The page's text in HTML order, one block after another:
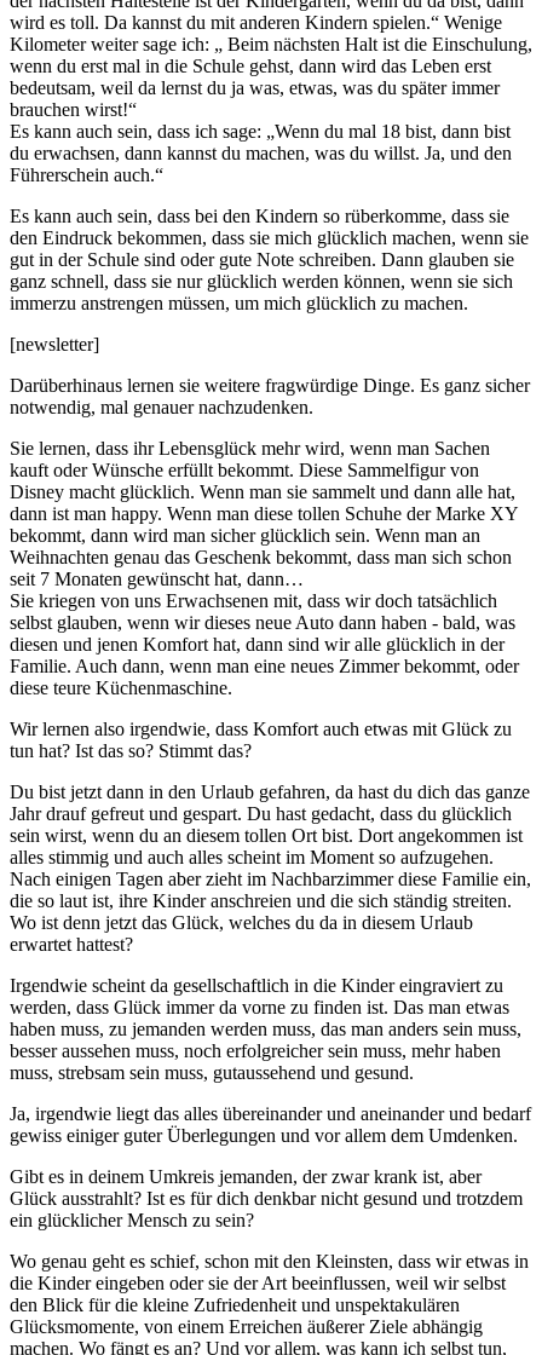
wird es toll. Da kannst du mit anderen Kindern spielen.“ Wenige
Kilometer weiter sage ich: „ Beim nächsten Halt ist die Einschulung,
wenn du erst mal in die Schule gehst, dann wird das Leben erst
bedeutsam, weil da lernst du ja was, etwas, was du später immer
brauchen wirst!“
Es kann auch sein, dass ich sage: „Wenn du mal 18 bist, dann bist
du erwachsen, dann kannst du machen, was du willst. Ja, und den
Führerschein auch.“
Es kann auch sein, dass bei den Kindern so rüberkomme, dass sie
den Eindruck bekommen, dass sie mich glücklich machen, wenn sie
gut in der Schule sind oder gute Note schreiben. Dann glauben sie
ganz schnell, dass sie nur glücklich werden können, wenn sie sich
immerzu anstrengen müssen, um mich glücklich zu machen.
[newsletter]
Darüberhinaus lernen sie weitere fragwürdige Dinge. Es ganz sicher
notwendig, mal genauer nachzudenken.
Sie lernen, dass ihr Lebensglück mehr wird, wenn man Sachen
kauft oder Wünsche erfüllt bekommt. Diese Sammelfigur von
Disney macht glücklich. Wenn man sie sammelt und dann alle hat,
dann ist man happy. Wenn man diese tollen Schuhe der Marke XY
bekommt, dann wird man sicher glücklich sein. Wenn man an
Weihnachten genau das Geschenk bekommt, dass man sich schon
seit 7 Monaten gewünscht hat, dann…
Sie kriegen von uns Erwachsenen mit, dass wir doch tatsächlich
selbst glauben, wenn wir dieses neue Auto dann haben - bald, was
diesen und jenen Komfort hat, dann sind wir alle glücklich in der
Familie. Auch dann, wenn man eine neues Zimmer bekommt, oder
diese teure Küchenmaschine.
Wir lernen also irgendwie, dass Komfort auch etwas mit Glück zu
tun hat? Ist das so? Stimmt das?
Du bist jetzt dann in den Urlaub gefahren, da hast du dich das ganze
Jahr drauf gefreut und gespart. Du hast gedacht, dass du glücklich
sein wirst, wenn du an diesem tollen Ort bist. Dort angekommen ist
alles stimmig und auch alles scheint im Moment so aufzugehen.
Nach einigen Tagen aber zieht im Nachbarzimmer diese Familie ein,
die so laut ist, ihre Kinder anschreien und die sich ständig streiten.
Wo ist denn jetzt das Glück, welches du da in diesem Urlaub
erwartet hattest?
Irgendwie scheint da gesellschaftlich in die Kinder eingraviert zu
werden, dass Glück immer da vorne zu finden ist. Das man etwas
haben muss, zu jemanden werden muss, das man anders sein muss,
besser aussehen muss, noch erfolgreicher sein muss, mehr haben
muss, strebsam sein muss, gutaussehend und gesund.
Ja, irgendwie liegt das alles übereinander und aneinander und bedarf
gewiss einiger guter Überlegungen und vor allem dem Umdenken.
Gibt es in deinem Umkreis jemanden, der zwar krank ist, aber
Glück ausstrahlt? Ist es für dich denkbar nicht gesund und trotzdem
ein glücklicher Mensch zu sein?
Wo genau geht es schief, schon mit den Kleinsten, dass wir etwas in
die Kinder eingeben oder sie der Art beeinflussen, weil wir selbst
den Blick für die kleine Zufriedenheit und unspektakulären
Glücksmomente, von einem Erreichen äußerer Ziele abhängig
machen. Wo fängt es an? Und vor allem, was kann ich selbst tun,